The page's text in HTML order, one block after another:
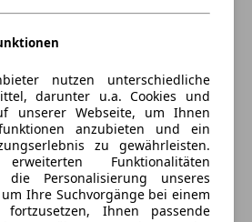
nutzen unterschiedliche
darunter u.a. Cookies und
unserer Webseite, um Ihnen
anzubieten und ein
zu gewährleisten.
Funktionalitäten
Personalisierung unseres
Ihre Suchvorgänge bei einem
fortzusetzen, Ihnen passende